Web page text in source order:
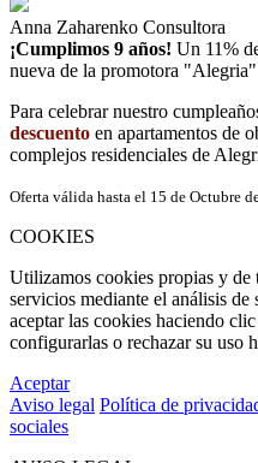
Anna Zaharenko Consultora
¡Cumplimos 9 años! Un 11%
nueva de la promotora "Alegria"
Para celebrar nuestro
descuento en apartamentos de
complejos residenciales de
Oferta válida hasta el 15 de Octubre
COOKIES
Utilizamos cookies propias y de
servicios mediante el análisis de
aceptar las cookies haciendo
configurarlas o rechazar su uso
Aceptar
Aviso legal Política de
sociales